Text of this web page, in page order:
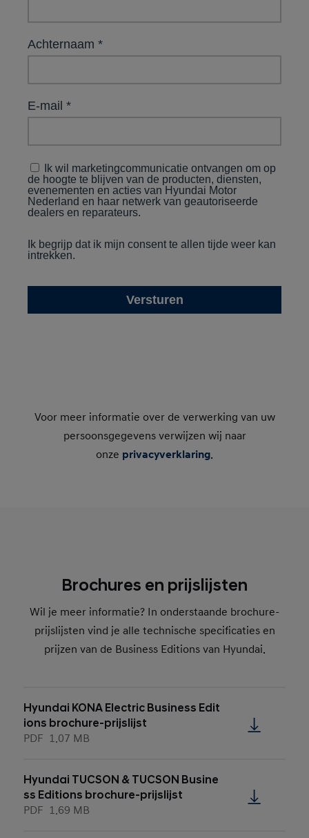
Voor meer informatie over de verwerking van uw
persoonsgegevens verwijzen wij naar
onze privacyverklaring.
Brochures en prijslijsten
Wil je meer informatie? In onderstaande brochure-
prijslijsten vind je alle technische specificaties en
prijzen van de Business Editions van Hyundai.
Hyundai KONA Electric Business Edit
ions brochure-prijslijst
PDF 1.07 MB
Hyundai TUCSON & TUCSON Busine
ss Editions brochure-prijslijst
PDF 1.69 MB